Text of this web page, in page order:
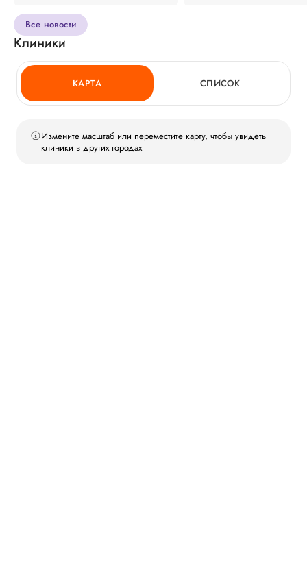
Все новости
Клиники
КАРТА СПИСОК
Измените масштаб или переместите карту, чтобы увидеть
клиники в других городах